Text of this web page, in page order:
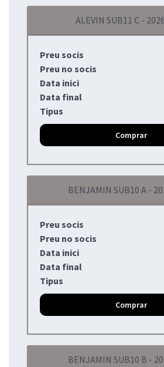
ALEVIN SUB11 C -
Preu socis
Preu no socis
Data inici
Data final
Tipus
Comprar
BENJAMIN SUB10 A -
Preu socis
Preu no socis
Data inici
Data final
Tipus
Comprar
BENJAMIN SUB10 B -